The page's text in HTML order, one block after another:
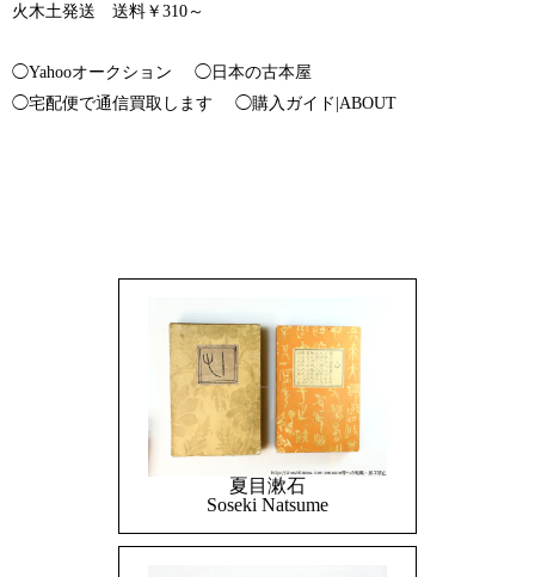
火木土発送 送料￥310～
◯Yahooオークション
◯日本の古本屋
◯宅配便で通信買取します
◯購入ガイド|ABOUT
夏目漱石
Soseki Natsume